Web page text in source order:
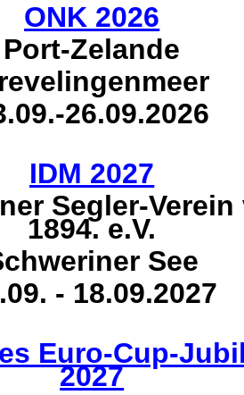
ONK 2026
Port-Zelande
26.09.2026
IDM 2027
Segler-Verein
1894. e.V.
See
- 18.09.2027
Euro-Cup-
2027